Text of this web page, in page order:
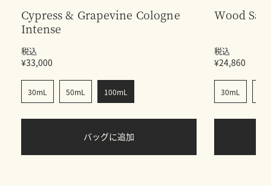
Cypress & Grapevine Cologne
Intense
税込
¥33,000
30mL 50mL 100mL
バッグに追加
Wood
税込
¥24,860
30mL